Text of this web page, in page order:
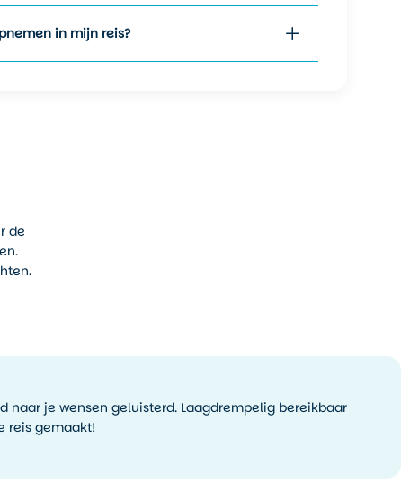
in mijn reis?
de
naar je wensen geluisterd. Laagdrempelig bereikbaar
reis gemaakt!